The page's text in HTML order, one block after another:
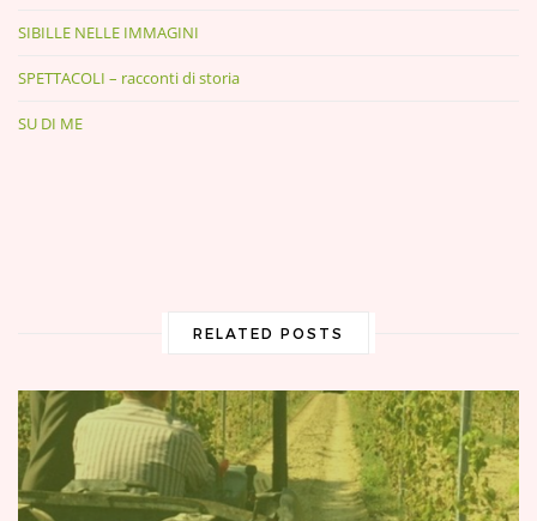
SIBILLE NELLE IMMAGINI
SPETTACOLI – racconti di storia
SU DI ME
RELATED POSTS